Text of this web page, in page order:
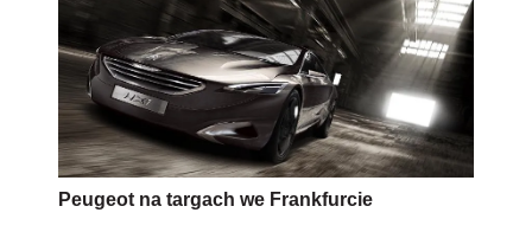
Peugeot na targach we Frankfurcie